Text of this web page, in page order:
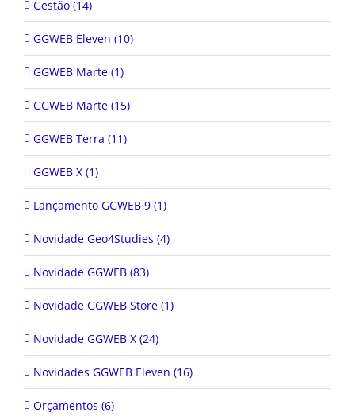
Gestão (14)
GGWEB Eleven (10)
GGWEB Marte (1)
GGWEB Marte (15)
GGWEB Terra (11)
GGWEB X (1)
Lançamento GGWEB 9 (1)
Novidade Geo4Studies (4)
Novidade GGWEB (83)
Novidade GGWEB Store (1)
Novidade GGWEB X (24)
Novidades GGWEB Eleven (16)
Orçamentos (6)